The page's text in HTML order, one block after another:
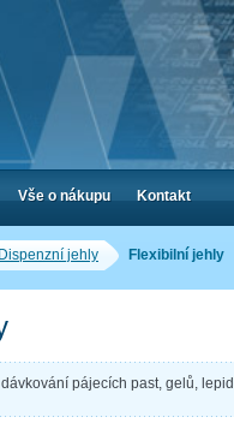
Dispenzní jehly Flexibilní jehly
pájecích past, gelů,
Vše o nákupu Kontakt